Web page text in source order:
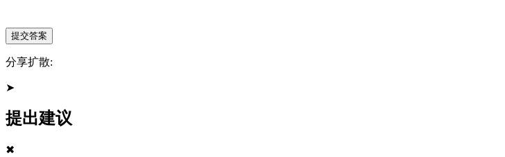
分享扩散:
➤
提出建议
✖